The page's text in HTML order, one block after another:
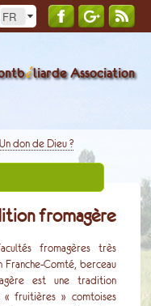
éliarde Association
Un don de Dieu ?
fromagère
fromagères très
Franche-Comté, berceau
est une tradition
« fruitières » comtoises